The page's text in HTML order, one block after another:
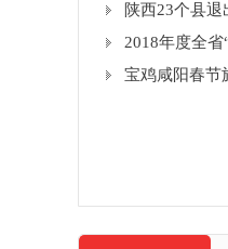
陕西23个县
2018年度全省
宝鸡咸阳春节